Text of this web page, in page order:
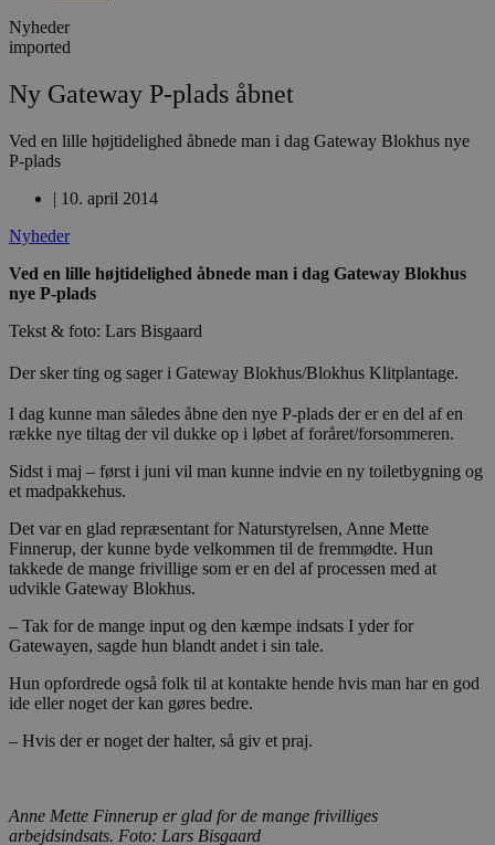
Nyheder
imported
Ny Gateway P-plads åbnet
Ved en lille højtidelighed åbnede man i dag Gateway Blokhus nye
P-plads
| 10. april 2014
Nyheder
Ved en lille højtidelighed åbnede man i dag Gateway Blokhus
nye P-plads
Tekst & foto: Lars Bisgaard
Der sker ting og sager i Gateway Blokhus/Blokhus Klitplantage.
I dag kunne man således åbne den nye P-plads der er en del af en
række nye tiltag der vil dukke op i løbet af foråret/forsommeren.
Sidst i maj – først i juni vil man kunne indvie en ny toiletbygning og
et madpakkehus.
Det var en glad repræsentant for Naturstyrelsen, Anne Mette
Finnerup, der kunne byde velkommen til de fremmødte. Hun
takkede de mange frivillige som er en del af processen med at
udvikle Gateway Blokhus.
– Tak for de mange input og den kæmpe indsats I yder for
Gatewayen, sagde hun blandt andet i sin tale.
Hun opfordrede også folk til at kontakte hende hvis man har en god
ide eller noget der kan gøres bedre.
– Hvis der er noget der halter, så giv et praj.
Anne Mette Finnerup er glad for de mange frivilliges
arbejdsindsats. Foto: Lars Bisgaard